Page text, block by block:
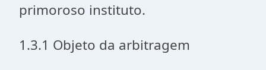
primoroso instituto.
1.3.1 Objeto da arbitragem